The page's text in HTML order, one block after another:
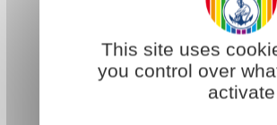
This site uses
you control over
activate